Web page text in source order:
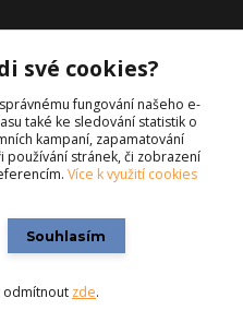
Eshop-rychle.cz
své cookies?
fungování našeho e-
také ke sledování statistik o
kampaní, zapamatování
stránek, či zobrazení
Více k využití cookies
Souhlasím
odmítnout zde.